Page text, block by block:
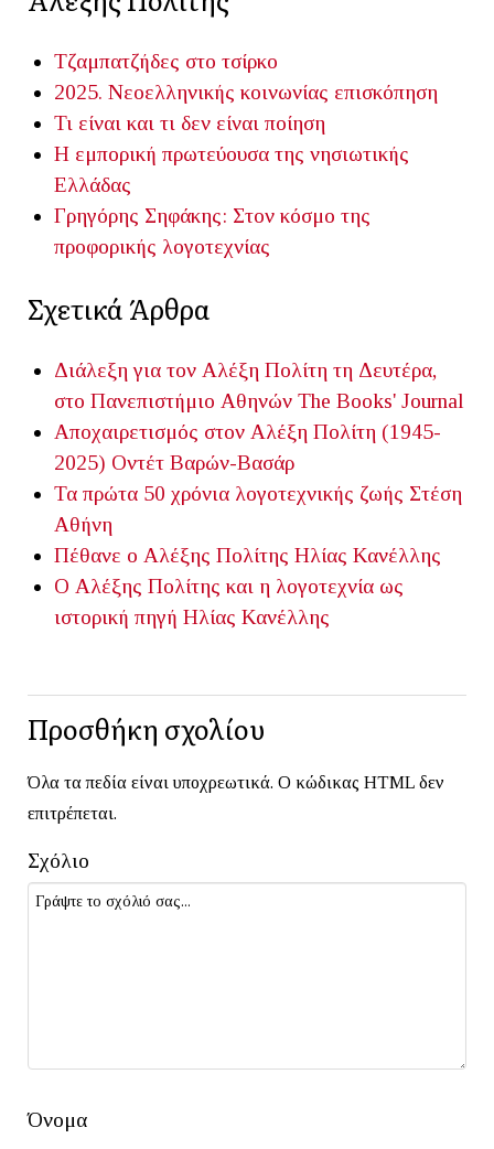
Τζαμπατζήδες στο τσίρκο
2025. Νεοελληνικής κοινωνίας επισκόπηση
Τι είναι και τι δεν είναι ποίηση
Η εμπορική πρωτεύουσα της νησιωτικής
Ελλάδας
Γρηγόρης Σηφάκης: Στον κόσμο της
προφορικής λογοτεχνίας
Σχετικά Άρθρα
Διάλεξη για τον Αλέξη Πολίτη τη Δευτέρα,
στο Πανεπιστήμιο Αθηνών The Books' Journal
Aποχαιρετισμός στον Αλέξη Πολίτη (1945-
2025) Οντέτ Βαρών-Βασάρ
Τα πρώτα 50 χρόνια λογοτεχνικής ζωής Στέση
Αθήνη
Πέθανε ο Αλέξης Πολίτης Ηλίας Κανέλλης
Ο Αλέξης Πολίτης και η λογοτεχνία ως
ιστορική πηγή Ηλίας Κανέλλης
Προσθήκη σχολίου
Όλα τα πεδία είναι υποχρεωτικά. Ο κώδικας HTML δεν
επιτρέπεται.
Σχόλιο
Όνομα